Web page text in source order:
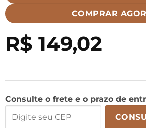
COMPRAR
R$ 149,02
Consulte o frete e o prazo de